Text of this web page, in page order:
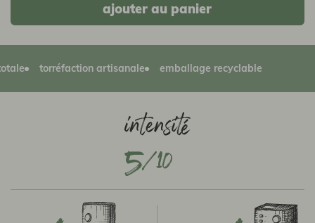
ajouter au panier
torréfaction artisanale emballage recyclable
5